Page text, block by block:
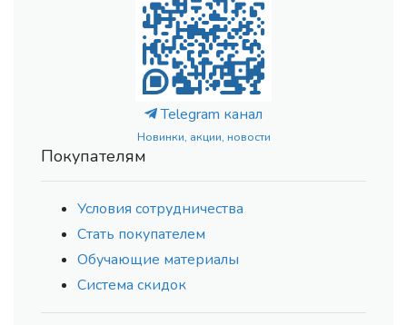
Telegram канал
Новинки, акции, новости
Покупателям
Условия сотрудничества
Стать покупателем
Обучающие материалы
Система скидок